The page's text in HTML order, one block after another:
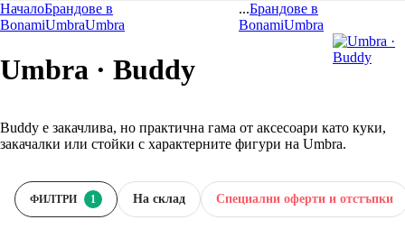
НачалоБрандове в
BonamiUmbraUmbra
...Брандове в
BonamiUmbra
Umbra · Buddy
Buddy е закачлива, но практична гама от аксесоари като куки,
закачалки или стойки с характерните фигури на Umbra.
ФИЛТРИ 1 На склад Специални оферти и отстъпки